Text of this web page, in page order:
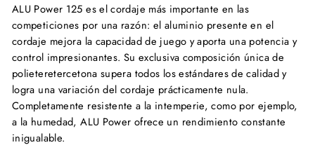
ALU Power 125 es el cordaje más importante en las
competiciones por una razón: el aluminio presente en el
cordaje mejora la capacidad de juego y aporta una potencia y
control impresionantes. Su exclusiva composición única de
polieteretercetona supera todos los estándares de calidad y
logra una variación del cordaje prácticamente nula.
Completamente resistente a la intemperie, como por ejemplo,
a la humedad, ALU Power ofrece un rendimiento constante
inigualable.